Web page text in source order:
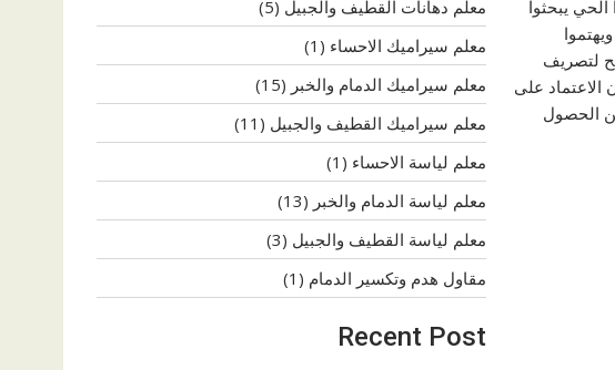
الحي يبحثوا
لتصريف
الاعتماد على
الحصول
معلم دهانات القطيف والجبيل (5)
معلم سيراميك الاحساء (1)
معلم سيراميك الدمام والخبر (15)
معلم سيراميك القطيف والجبيل (11)
معلم لياسة الاحساء (1)
معلم لياسة الدمام والخبر (13)
معلم لياسة القطيف والجبيل (3)
مقاول هدم وتكسير الدمام (1)
Recent Post